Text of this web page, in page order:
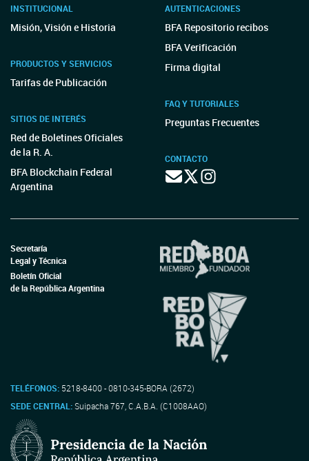
INSTITUCIONAL
Misión, Visión e Historia
PRODUCTOS Y SERVICIOS
Tarifas de Publicación
SITIOS DE INTERÉS
Red de Boletines Oficiales
de la R. A.
BFA Blockchain Federal
Argentina
AUTENTICACIONES
BFA Repositorio recibos
BFA Verificación
Firma digital
FAQ Y TUTORIALES
Preguntas Frecuentes
CONTACTO
Secretaría
Legal y Técnica
Boletín Oficial
de la República Argentina
TELÉFONOS: 5218-8400 - 0810-345-BORA (2672)
SEDE CENTRAL:Suipacha 767, C.A.B.A. (C1008AAO)